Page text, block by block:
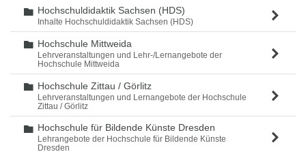
Ordner
Hochschuldidaktik Sachsen (HDS)
Inhalte Hochschuldidaktik Sachsen (HDS)
Ordner
Hochschule Mittweida
Lehrveranstaltungen und Lehr-/Lernangebote der
Hochschule Mittweida
Ordner
Hochschule Zittau / Görlitz
Lehrveranstaltungen und Lernangebote der Hochschule
Zittau / Görlitz
Ordner
Hochschule für Bildende Künste Dresden
Lehrangebote der Hochschule für Bildende Künste
Dresden